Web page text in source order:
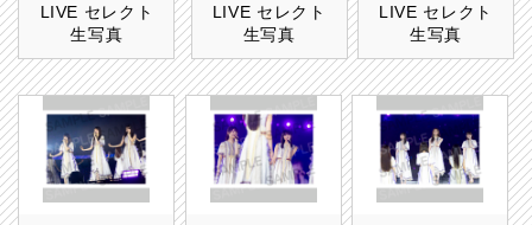
LIVE セレクト
生写真
LIVE セレクト
生写真
LIVE セレクト
生写真